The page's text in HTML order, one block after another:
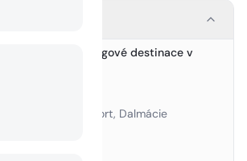
rodinné kempingové destinace v
Zaton Holiday Resort, Dalmácie